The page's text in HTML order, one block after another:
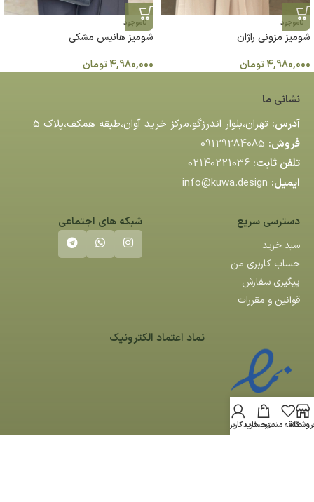
ناموجود
شومیز مزونی راژان
4,980,000تومان
ناموجود
شومیز هانیس مشكي
4,980,000تومان
نشانی ما
آدرس: تهران،بلوار اندرزگو،مركز خريد آوان،طبقه همكف،پلاك 5
فروش: 09129284085
تلفن ثابت: 02140221036
ایمیل: info@kuwa.design
دسترسی سریع
سبد خرید
حساب کاربری من
پیگیری سفارش
قوانین و مقررات
شبکه های اجتماعی
نماد اعتماد الکترونیک
علاقه مندیسبد خرید
حساب کاربری من